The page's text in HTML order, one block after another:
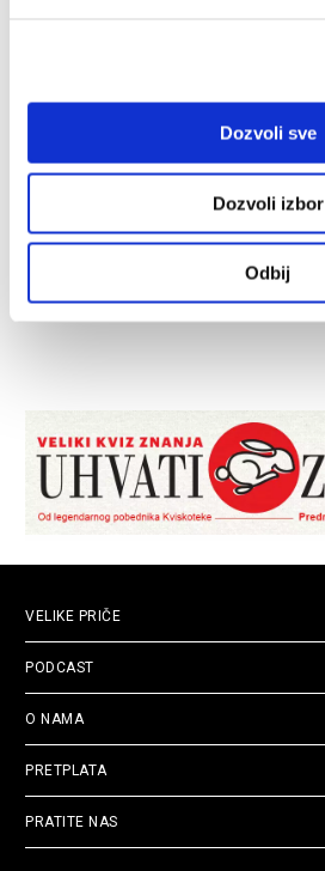
Dozvoli sve
Dozvoli izbor
Odbij
VELIKE PRIČE
PODCAST
O NAMA
PRETPLATA
PRATITE NAS